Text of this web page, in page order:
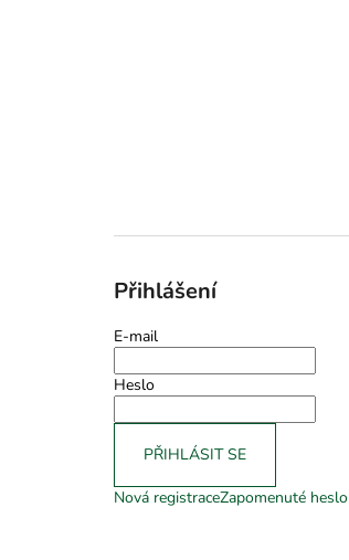
Přihlášení
E-mail
Heslo
PŘIHLÁSIT SE
Nová registraceZapomenuté heslo